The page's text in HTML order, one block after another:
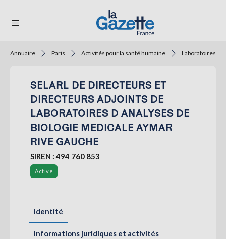
RÉGIONS
TENDANCES
GAZETTE
Se
connecter
Annuaire Paris Activités pour la santé humaine Laboratoires
SELARL DE DIRECTEURS ET
DIRECTEURS ADJOINTS DE
LABORATOIRES D ANALYSES DE
BIOLOGIE MEDICALE AYMAR
RIVE GAUCHE
SIREN : 494 760 853
Active
Identité
Informations juridiques et activités